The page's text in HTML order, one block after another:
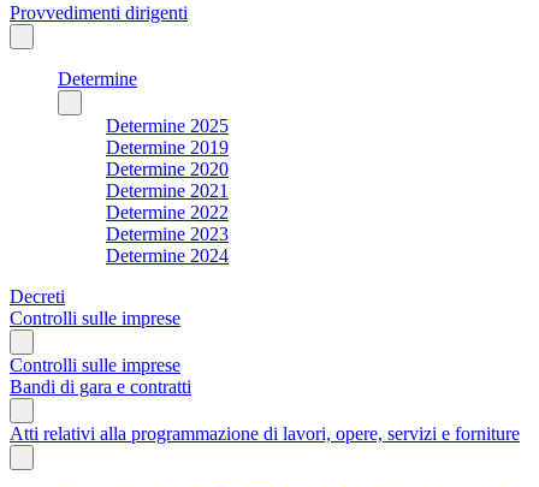
Provvedimenti dirigenti
Determine
Determine 2025
Determine 2019
Determine 2020
Determine 2021
Determine 2022
Determine 2023
Determine 2024
Decreti
Controlli sulle imprese
Controlli sulle imprese
Bandi di gara e contratti
Atti relativi alla programmazione di lavori, opere, servizi e forniture